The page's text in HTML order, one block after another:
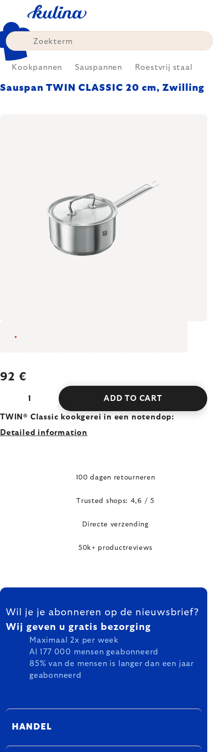
content
Kookpannen Sauspannen Roestvrij staal
Sauspan TWIN CLASSIC 20 cm, Zwilling
92 €
ADD TO CART
TWIN® Classic kookgerei in een notendop:
Detailed information
100 dagen retourneren
Trusted shops: 4,6 / 5
Directe verzending
50k+ productreviews
FOOTER
Wil je je abonneren op de nieuwsbrief?
Wij geven u gratis bezorging
Maximaal 2x per week
Al 177 000 mensen geabonneerd
85% van de mensen is langer dan een jaar
geabonneerd
HANDEL